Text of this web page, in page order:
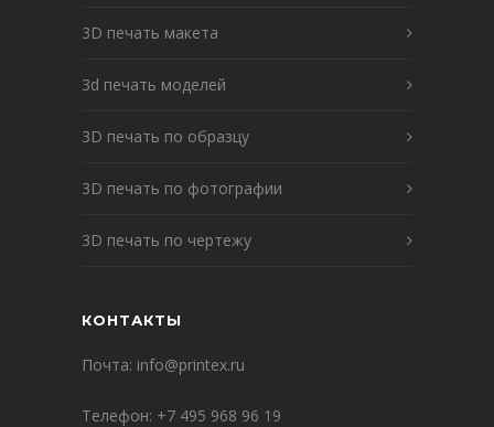
3D печать макета
3d печать моделей
3D печать по образцу
3D печать по фотографии
3D печать по чертежу
КОНТАКТЫ
Почта: info@printex.ru
Телефон: +7 495 968 96 19